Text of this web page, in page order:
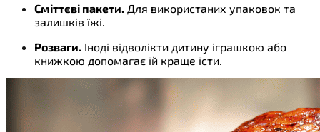
Сміттєві пакети. Для використаних упаковок та
залишків їжі.
Розваги. Іноді відволікти дитину іграшкою або
книжкою допомагає їй краще їсти.